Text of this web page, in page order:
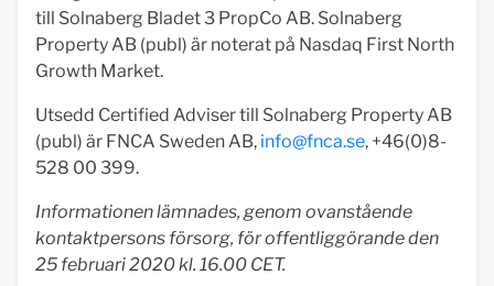
till Solnaberg Bladet 3 PropCo AB. Solnaberg
Property AB (publ) är noterat på Nasdaq First North
Growth Market.
Utsedd Certified Adviser till Solnaberg Property AB
(publ) är FNCA Sweden AB, info@fnca.se, +46(0)8-
528 00 399.
Informationen lämnades, genom ovanstående
kontaktpersons försorg, för offentliggörande den
25 februari 2020 kl. 16.00 CET.